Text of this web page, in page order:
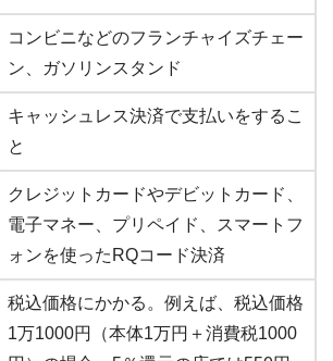
コンビニなどのフランチャイズチェー
ン、ガソリンスタンド
キャッシュレス決済で支払いをするこ
と
クレジットカードやデビットカード、
電子マネー、プリペイド、スマートフ
ォンを使ったRQコード決済
税込価格にかかる。例えば、税込価格
1万1000円（本体1万円＋消費税1000